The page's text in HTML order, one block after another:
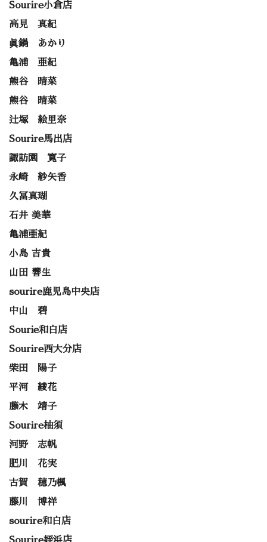
Sourire小倉店
高見 真紀
眞鍋 あかり
亀浦 亜紀
熊谷 晴菜
熊谷 晴菜
辻塚 絵里奈
Sourire馬出店
諏訪園 寛子
永崎 紗矢香
久冨真瑚
石井 美華
亀浦亜紀
小島 吉貴
山田 響生
sourire鹿児島中央店
中山 碧
Sourie和白店
Sourire西大分店
柴田 陽子
平河 綾花
藤木 靖子
Sourire柚須
河野 志帆
肥川 花実
古賀 穂乃楓
藤川 博祥
sourire和白店